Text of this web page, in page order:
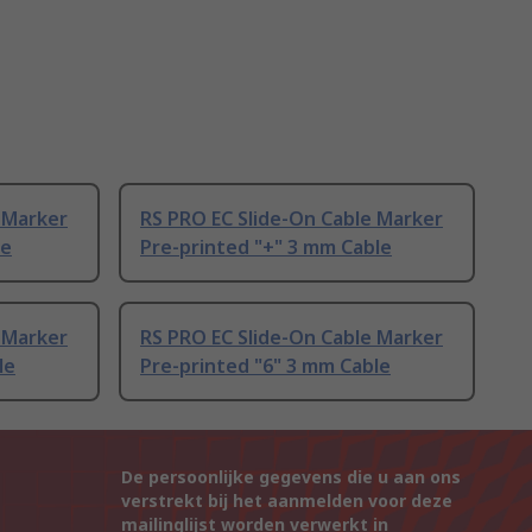
Marker
RS PRO EC Slide-On Cable Marker
Pre-printed "+" 3 mm Cable
Marker
RS PRO EC Slide-On Cable Marker
Pre-printed "6" 3 mm Cable
De persoonlijke gegevens die u aan ons
verstrekt bij het aanmelden voor deze
mailinglijst worden verwerkt in